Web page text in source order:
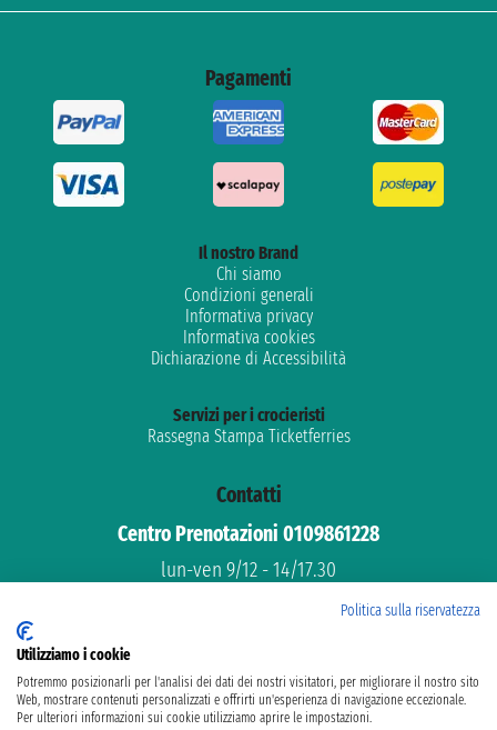
Pagamenti
Il nostro Brand
Chi siamo
Condizioni generali
Informativa privacy
Informativa cookies
Dichiarazione di Accessibilità
Servizi per i crocieristi
Rassegna Stampa Ticketferries
Contatti
Centro Prenotazioni 0109861228
lun-ven 9/12 - 14/17.30
email: info@ticketferries.com
Politica sulla riservatezza
Utilizziamo i cookie
Potremmo posizionarli per l'analisi dei dati dei nostri visitatori, per migliorare il nostro sito
Web, mostrare contenuti personalizzati e offrirti un'esperienza di navigazione eccezionale.
Per ulteriori informazioni sui cookie utilizziamo aprire le impostazioni.